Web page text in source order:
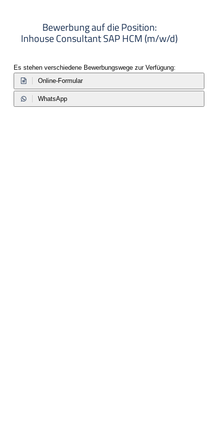
Bewerbung auf die Position:
Inhouse Consultant SAP HCM (m/w/d)
Es stehen verschiedene Bewerbungswege zur Verfügung:
Online-Formular
WhatsApp